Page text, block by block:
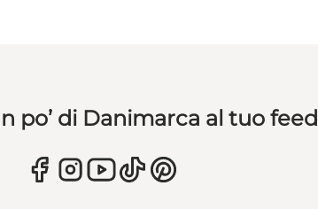
po’ di Danimarca al tuo feed